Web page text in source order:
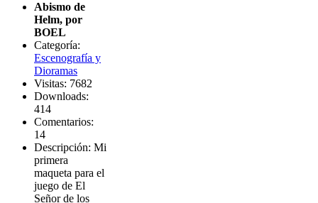
Abismo de
Helm, por
BOEL
Categoría:
Escenografía y
Dioramas
Visitas: 7682
Downloads:
414
Comentarios:
14
Descripción: Mi
primera
maqueta para el
juego de El
Señor de los